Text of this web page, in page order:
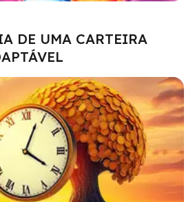
DE UMA CARTEIRA